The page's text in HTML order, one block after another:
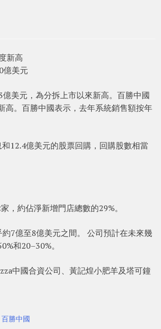
新高
億美元
美元，為分拆上市以來新高。百勝中國
高。百勝中國表示，去年系統銷售額按年
12.4億美元的股票回購，回購股數相當
，約佔淨新增門店總數的29%。
7億至8億美元之間。 公司預計在未來幾
和20–30%。
中國合資公司、黃記煌小肥羊及塔可鐘
百勝中國